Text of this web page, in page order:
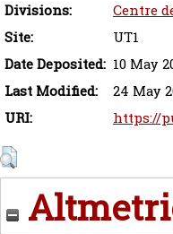
Divisions:
Centre
Site:
UT1
Date Deposited: 10 May
Last Modified:
24 May
URI:
https://